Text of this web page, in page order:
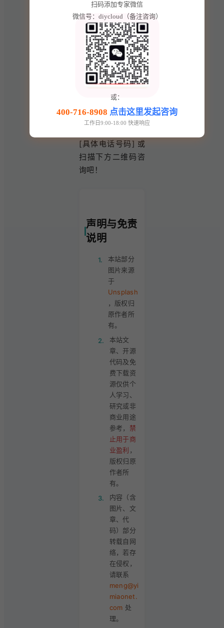
难度、售后费用和
升级灵活性等方面
都具有显著优势。
前 10 名咨询客
户，立减 3000 元
+ 免费赠送 1 次数
据迁移服务！机会
有限，先到先得！
[具体电话号码] 或
扫描下方二维码咨
询吧！
声明与免责
说明
1.
本站部分
图片来源
于
Unsplash
，版权归
原作者所
有。
2.
本站文
章、开源
代码及免
费下载资
源仅供个
人学习、
研究或非
商业用途
参考， 禁
止用于商
业盈利 ，
版权归原
作者所
有。
3.
内容（含
图片、文
章、代
码）部分
转载自网
络，若存
在侵权，
请联系
meng@yi
miaonet.
com 处
理。
扫码添加专家微信
微信号：diycloud（备注咨询）
或：
400-716-8908 点击这里发起咨询
工作日9:00-18:00 快速响应